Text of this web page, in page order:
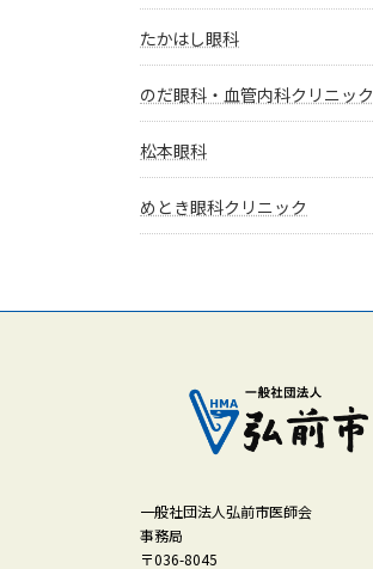
たかはし眼科
のだ眼科・血管内科クリニック
松本眼科
めとき眼科クリニック
一般社団法人弘前市医師会
事務局
〒036-8045